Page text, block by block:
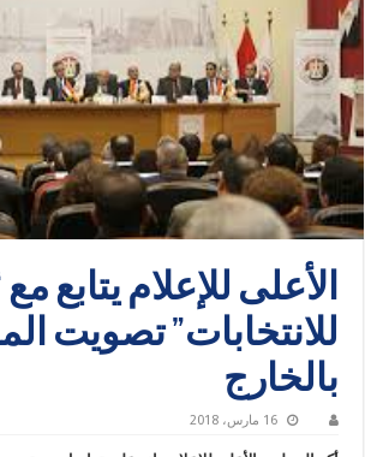
الأعلى للإعلام يتابع
للانتخابات” تصويت
بالخارج
16 مارس، 2018